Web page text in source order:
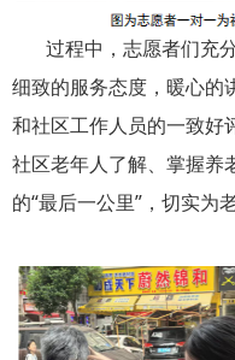
过程中，志愿者们充
细致的服务态度，暖心的
和社区工作人员的一致好
社区老年人了解、掌握养
的“最后一公里”，切实为